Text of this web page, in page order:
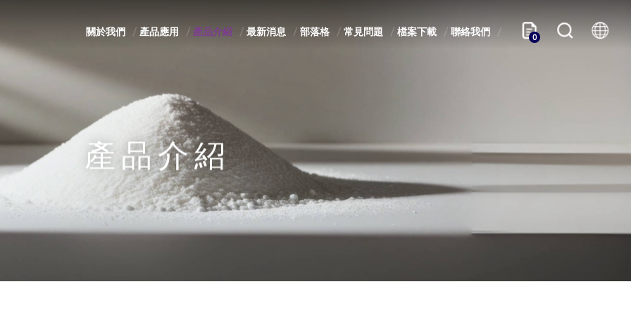
關於我們 產品應用 產品介紹 最新消息 部落格 常見問題 檔案下載 聯絡我們 0
產品介紹